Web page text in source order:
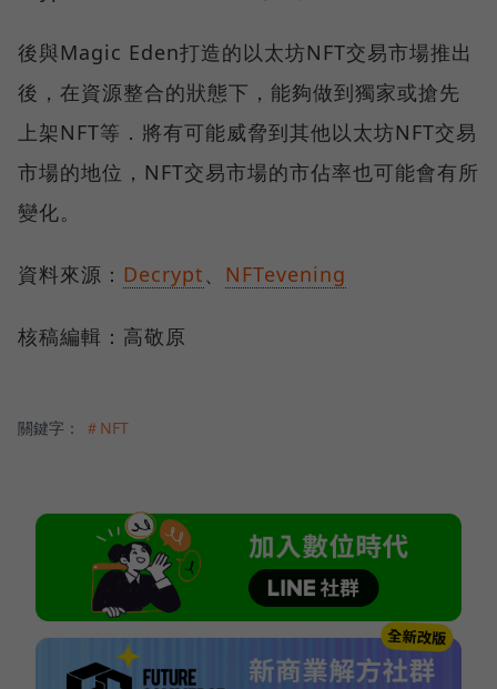
後與Magic Eden打造的以太坊NFT交易市場推出
後，在資源整合的狀態下，能夠做到獨家或搶先
上架NFT等．將有可能威脅到其他以太坊NFT交易
市場的地位，NFT交易市場的市佔率也可能會有所
變化。
資料來源： Decrypt、 NFTevening
核稿編輯：高敬原
關鍵字： ＃NFT